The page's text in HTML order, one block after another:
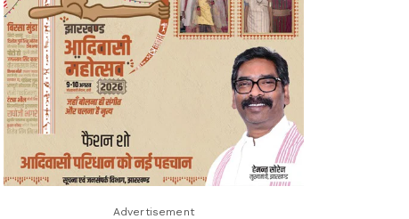
Advertisement